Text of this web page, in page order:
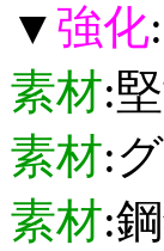
▼ 強化:
素材:
素材:
素材: